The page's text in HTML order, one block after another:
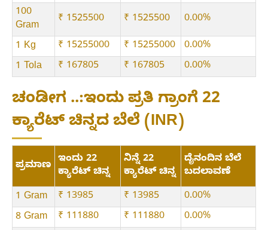
100
Gram
₹ 1525500 ₹ 1525500 0.00%
1 Kg ₹ 15255000 ₹ 15255000
0.00%
1 Tola
₹ 167805 ₹ 167805 0.00%
ಚಂಡೀಗ ..:ಇಂದು ಪ್ರತಿ ಗ್ರಾಂಗೆ 22
ಕ್ಯಾರೆಟ್ ಚಿನ್ನದ ಬೆಲೆ (INR)
ಪ್ರಮಾಣ ಇಂದು 22
ಕ್ಯಾರೆಟ್ ಚಿನ್ನ
ನಿನ್ನೆ 22
ಕ್ಯಾರೆಟ್ ಚಿನ್ನ
ದೈನಂದಿನ ಬೆಲೆ
ಬದಲಾವಣೆ
1 Gram
₹ 13985 ₹ 13985
0.00%
8 Gram
₹ 111880 ₹ 111880
0.00%